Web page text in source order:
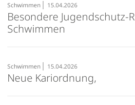
Schwimmen 15.04.2026
Besondere Jugendschutz-
Schwimmen
Schwimmen 15.04.2026
Neue Kariordnung,